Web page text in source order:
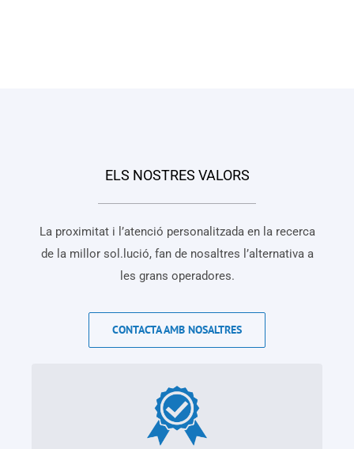
ELS NOSTRES VALORS
La proximitat i l’atenció personalitzada en la recerca
de la millor sol.lució, fan de nosaltres l’alternativa a
les grans operadores.
CONTACTA AMB NOSALTRES
QUALITAT
Treballem amb material de qualitat per tal
d’evitar problemes amb el pas dels anys, i fer